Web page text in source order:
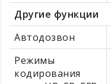
Другие функции
Автодозвон
Режимы
кодирования